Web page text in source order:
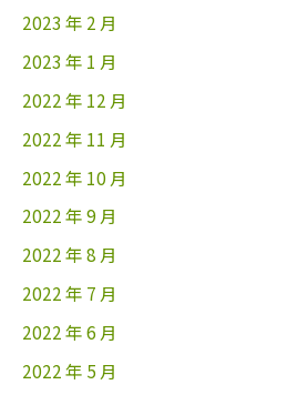
2023 年 2 月
2023 年 1 月
2022 年 12 月
2022 年 11 月
2022 年 10 月
2022 年 9 月
2022 年 8 月
2022 年 7 月
2022 年 6 月
2022 年 5 月